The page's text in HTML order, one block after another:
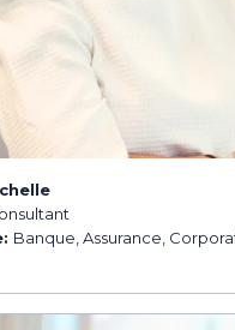
Banque, Assurance,